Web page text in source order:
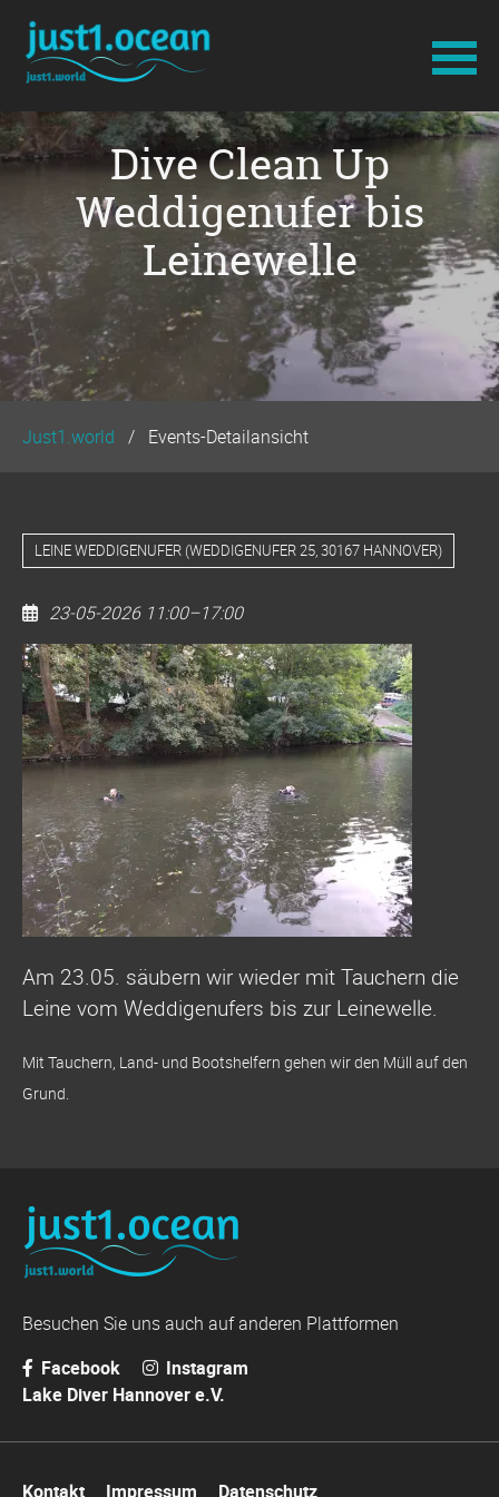
Navigation
überspringenDive Clean Up
Weddigenufer bis
Leinewelle
Just1.world Events-Detailansicht
LEINE WEDDIGENUFER (WEDDIGENUFER 25, 30167 HANNOVER)
23-05-2026 11:00–17:00
Dive
Clean
Up
Weddigenufer
bis
Leinewelle
Am 23.05. säubern wir wieder mit Tauchern die
Leine vom Weddigenufers bis zur Leinewelle.
Mit Tauchern, Land- und Bootshelfern gehen wir den Müll auf den
Grund.
Besuchen Sie uns auch auf anderen Plattformen
Facebook
Instagram
Lake Diver Hannover e.V.
Kontakt Impressum Datenschutz